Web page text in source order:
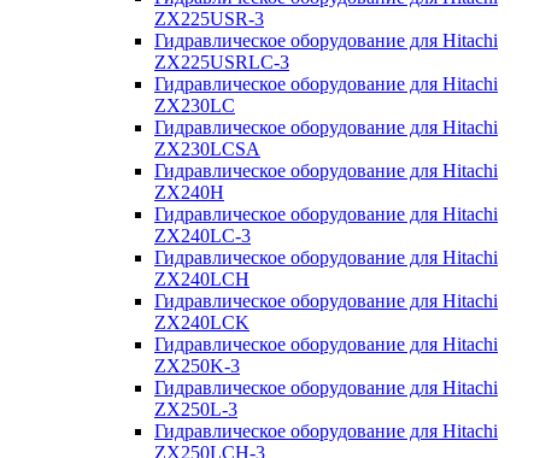
ZX225USR-3
Гидравлическое оборудование для Hitachi
ZX225USRLC-3
Гидравлическое оборудование для Hitachi
ZX230LC
Гидравлическое оборудование для Hitachi
ZX230LCSA
Гидравлическое оборудование для Hitachi
ZX240H
Гидравлическое оборудование для Hitachi
ZX240LC-3
Гидравлическое оборудование для Hitachi
ZX240LCH
Гидравлическое оборудование для Hitachi
ZX240LCK
Гидравлическое оборудование для Hitachi
ZX250K-3
Гидравлическое оборудование для Hitachi
ZX250L-3
Гидравлическое оборудование для Hitachi
ZX250LCH-3